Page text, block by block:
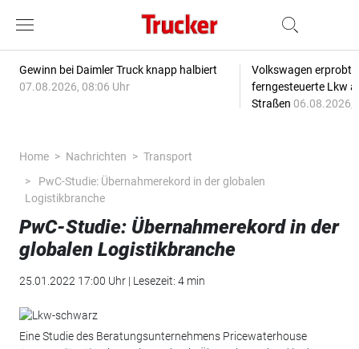
Gewinn bei Daimler Truck knapp halbiert
07.08.2026, 08:06 Uhr
Volkswagen erprobt
ferngesteuerte Lkw
Straßen 06.08.2026,
Home Nachrichten
Transport
PwC-Studie: Übernahmerekord in der globalen
Logistikbranche
PwC-Studie: Übernahmerekord in der
globalen Logistikbranche
25.01.2022 17:00 Uhr | Lesezeit: 4 min
Eine Studie des Beratungsunternehmens Pricewaterhouse